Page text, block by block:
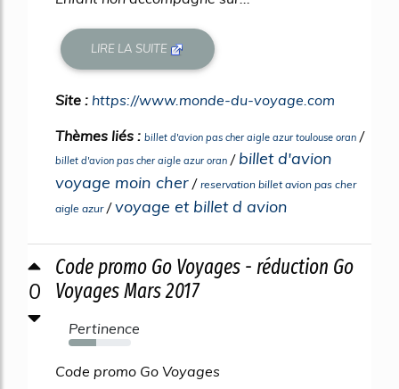
LIRE LA SUITE
Site : https://www.monde-du-voyage.com
Thèmes liés : billet d'avion pas cher aigle azur toulouse oran /
billet d'avion pas cher aigle azur oran / billet d'avion
voyage moin cher / reservation billet avion pas cher
aigle azur/voyage et billet d avion
0
Code promo Go Voyages - réduction Go
Voyages Mars 2017
Pertinence
44%
Code promo Go Voyages